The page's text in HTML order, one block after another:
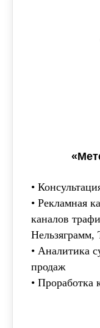
•
• Рекламная
каналов
Нельзяграмм,
• Аналитика
продаж
• Проработка